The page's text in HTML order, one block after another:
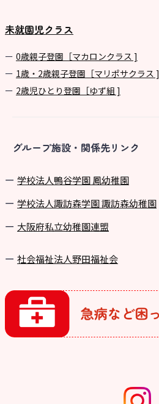
未就園児クラス
0歳親子登園［マカロンクラス ]
1歳・2歳親子登園［マリポサクラス ]
2歳児ひとり登園［ゆず組 ]
グループ施設・関係先リンク
学校法⼈鴨⾕学園 鳳幼稚園
学校法⼈諏訪森学園 諏訪森幼稚園
⼤阪府私⽴幼稚園連盟
社会福祉法人野田福祉会